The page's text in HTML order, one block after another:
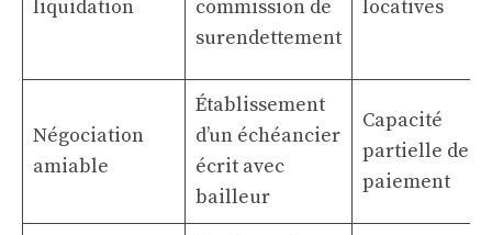
liquidation
commission de
surendettement
locatives
Négociation
amiable
Établissement
d’un échéancier
écrit avec
bailleur
Capacité
partielle de
paiement